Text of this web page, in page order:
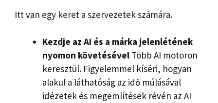
Itt van egy keret a szervezetek számára.
Kezdje az AI és a márka jelenlétének
nyomon követésével Több AI motoron
keresztül. Figyelemmel kíséri, hogyan
alakul a láthatóság az idő múlásával
idézetek és megemlítések révén az AI